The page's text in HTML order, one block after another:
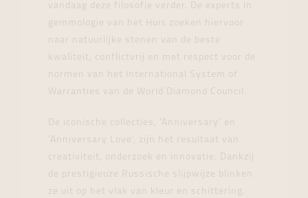
vandaag deze filosofie verder. De experts in
gemmologie van het Huis zoeken hiervoor
naar natuurlijke stenen van de beste
kwaliteit, conflictvrij en met respect voor de
normen van het International System of
Warranties van de World Diamond Council.
De iconische collecties, ‘Anniversary’ en
‘Anniversary Love’, zijn het resultaat van
creativiteit, onderzoek en innovatie. Dankzij
de prestigieuze Russische slijpwijze blinken
ze uit op het vlak van kleur en schittering.